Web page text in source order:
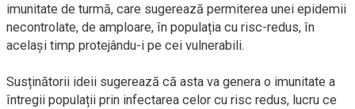
imunitate de turmă, care sugerează permiterea unei epidemii
necontrolate, de amploare, în populația cu risc-redus, în
același timp protejându-i pe cei vulnerabili.
Susținătorii ideii sugerează că asta va genera o imunitate a
întregii populații prin infectarea celor cu risc redus, lucru ce